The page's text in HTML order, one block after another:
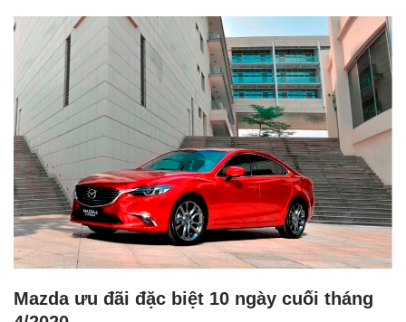
Mazda ưu đãi đặc biệt 10 ngày cuối tháng